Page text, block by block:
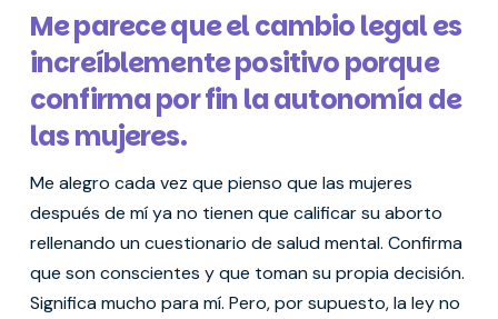
Me parece que el cambio legal es
increíblemente positivo porque
confirma por fin la autonomía de
las mujeres.
Me alegro cada vez que pienso que las mujeres
después de mí ya no tienen que calificar su aborto
rellenando un cuestionario de salud mental. Confirma
que son conscientes y que toman su propia decisión.
Significa mucho para mí. Pero, por supuesto, la ley no